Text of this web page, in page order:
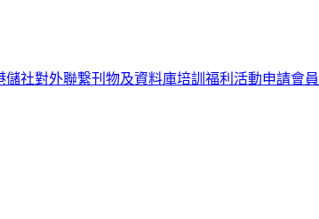
儲社對外聯繋刊物及資料庫培訓 福利 活動申請會